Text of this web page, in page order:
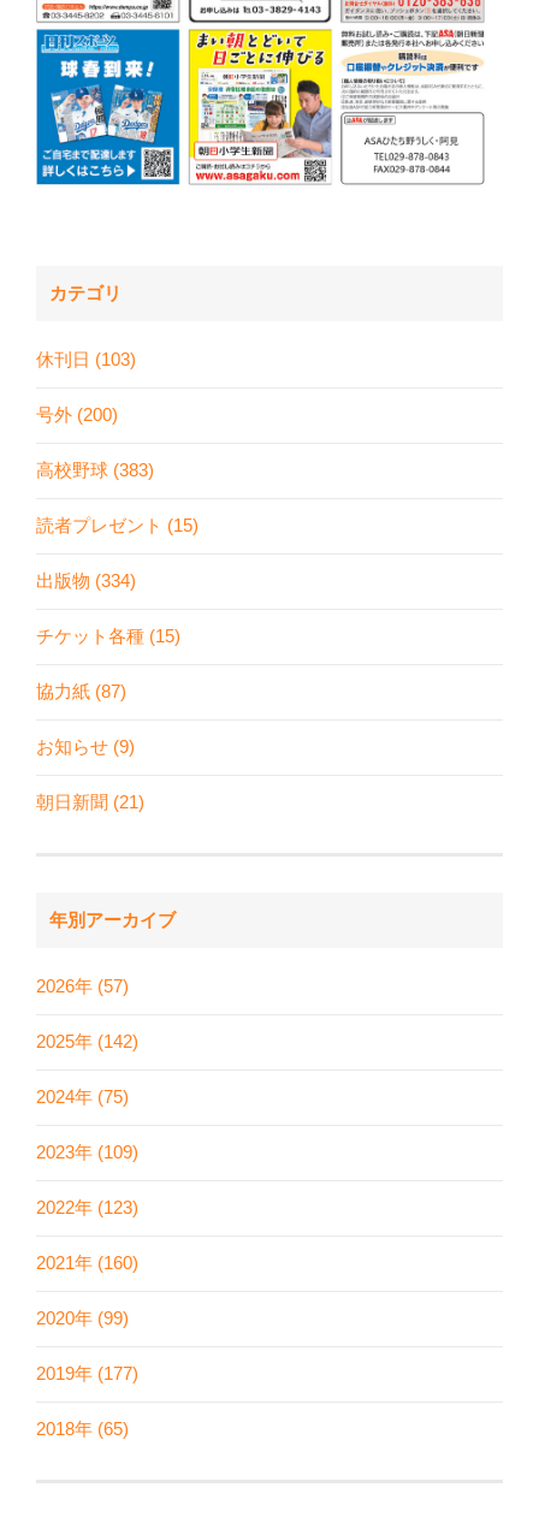
カテゴリ
休刊日 (103)
号外 (200)
高校野球 (383)
読者プレゼント (15)
出版物 (334)
チケット各種 (15)
協力紙 (87)
お知らせ (9)
朝日新聞 (21)
年別アーカイブ
2026年 (57)
2025年 (142)
2024年 (75)
2023年 (109)
2022年 (123)
2021年 (160)
2020年 (99)
2019年 (177)
2018年 (65)